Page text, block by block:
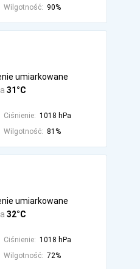
Wilgotność: 90%
31°C
umiarkowane
Ciśnienie: 1018 hPa
Wilgotność: 81%
32°C
umiarkowane
Ciśnienie: 1018 hPa
Wilgotność: 72%